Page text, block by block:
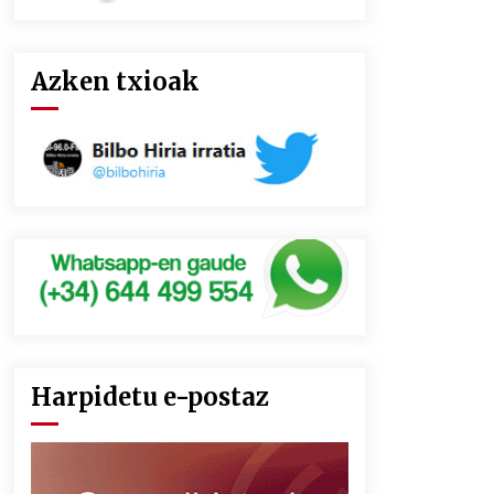
Azken txioak
Harpidetu e-postaz